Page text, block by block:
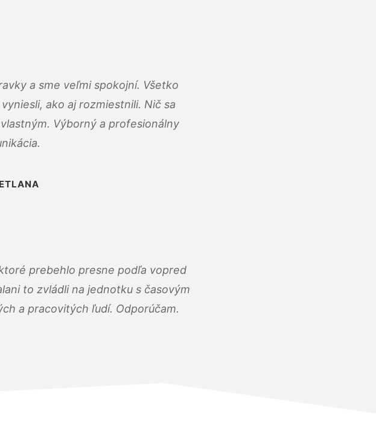
a sme veľmi spokojní. Všetko
ako aj rozmiestnili. Nič sa
Výborný a profesionálny
prebehlo presne podľa vopred
to zvládli na jednotku s časovým
a pracovitých ľudí. Odporúčam.